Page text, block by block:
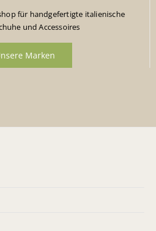
für handgefertigte italienische
und Accessoires
Marken